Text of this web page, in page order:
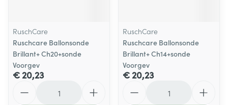
RuschCare
Ruschcare Ballonsonde
Brillant+ Ch20+sonde
Voorgev
€ 20,23
RuschCare
Ruschcare Ballonsonde
Brillant+ Ch14+sonde
Voorgev
€ 20,23